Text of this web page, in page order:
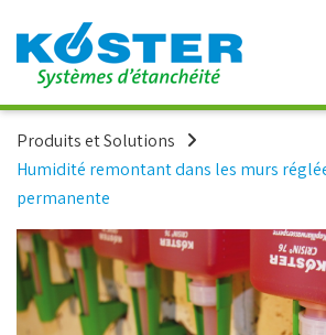
Produits et Solutions
Humidité remontant dans les murs
permanente